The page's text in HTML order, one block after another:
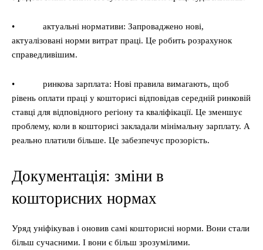
• актуальні нормативи: Запроваджено нові,
актуалізовані норми витрат праці. Це робить розрахунок
справедливішим.
• ринкова зарплата: Нові правила вимагають, щоб
рівень оплати праці у кошторисі відповідав середній ринковій
ставці для відповідного регіону та кваліфікації. Це зменшує
проблему, коли в кошторисі закладали мінімальну зарплату. А
реально платили більше. Це забезпечує прозорість.
Документація: зміни в
кошторисних нормах
Уряд уніфікував і оновив самі кошторисні норми. Вони стали
більш сучасними. І вони є більш зрозумілими.